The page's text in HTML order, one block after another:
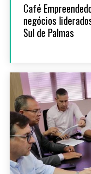
Café
negócios
Sul de Palmas